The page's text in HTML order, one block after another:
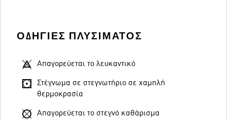
ΟΔΗΓΊΕΣ ΠΛΥΣΊΜΑΤΟΣ
Απαγορεύεται το λευκαντικό
Στέγνωμα σε στεγνωτήριο σε χαμηλή
θερμοκρασία
Απαγορεύεται το στεγνό καθάρισμα